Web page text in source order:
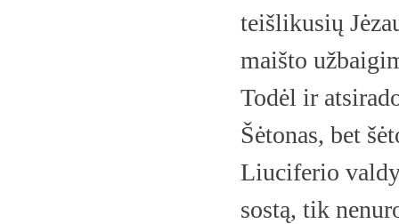
teišlikusių
maišto
Todėl ir
Šėtonas, bet
Liuciferio
sostą, tik